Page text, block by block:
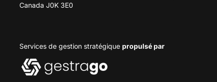
Canada J0K 3E0
Services de gestion stratégique propulsé par